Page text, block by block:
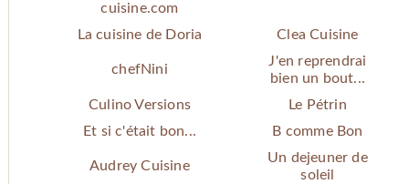
cuisine.com
La cuisine de Doria Clea Cuisine
chefNini
J'en reprendrai
bien un bout...
Culino Versions
Le Pétrin
Et si c'était bon...
B comme Bon
Audrey Cuisine
Un dejeuner de
soleil